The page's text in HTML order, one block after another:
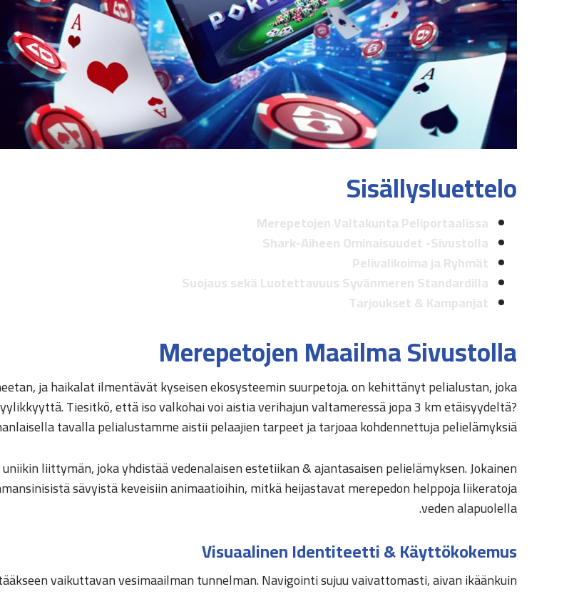
Sisällysluettelo
Merepetojen Valtakunta Peliportaalissa
Shark-Aiheen Ominaisuudet -Sivustolla
Pelivalikoima ja Ryhmät
Suojaus sekä Luotettavuus Syvänmeren Standardilla
Tarjoukset & Kampanjat
Merepetojen Maailma Sivustolla
ja haikalat ilmentävät kyseisen ekosysteemin suurpetoja. on kehittänyt pelialustan, joka
Tiesitkö, että iso valkohai voi aistia verihajun valtameressä jopa 3 km etäisyydeltä?
tavalla pelialustamme aistii pelaajien tarpeet ja tarjoaa kohdennettuja pelielämyksiä.
uniikin liittymän, joka yhdistää vedenalaisen estetiikan & ajantasaisen pelielämyksen. Jokainen
sävyistä keveisiin animaatioihin, mitkä heijastavat merepedon helppoja liikeratoja
veden alapuolella.
Visuaalinen Identiteetti & Käyttökokemus
vaikuttavan vesimaailman tunnelman. Navigointi sujuu vaivattomasti, aivan ikäänkuin